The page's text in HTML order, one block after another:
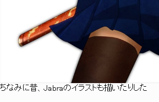
ちなみに昔、Jabraのイラストも描いたりした